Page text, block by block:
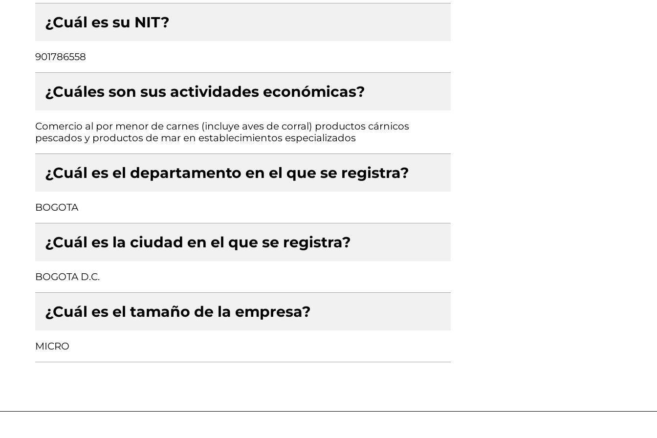
¿Cuál es su NIT?
901786558
¿Cuáles son sus actividades económicas?
Comercio al por menor de carnes (incluye aves de corral) productos cárnicos
pescados y productos de mar en establecimientos especializados
¿Cuál es el departamento en el que se registra?
BOGOTA
¿Cuál es la ciudad en el que se registra?
BOGOTA D.C.
¿Cuál es el tamaño de la empresa?
MICRO